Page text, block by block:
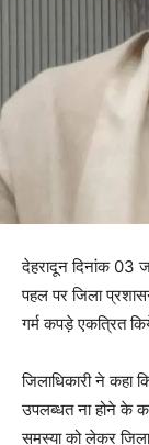
देहरादून दिनांक 03
पहल पर जिला
गर्म कपड़े एकत्रित
जिलाधिकारी ने कहा
उपलब्धत ना होने के
समस्या को लेकर